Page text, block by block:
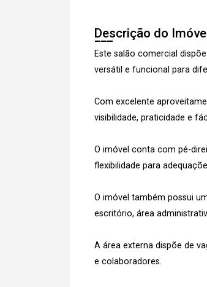
Descrição do
Este salão comercial
versátil e funcional para
Com excelente
visibilidade, praticidade e
O imóvel conta com pé-
flexibilidade para
O imóvel também possui
escritório, área
A área externa dispõe de
e colaboradores.